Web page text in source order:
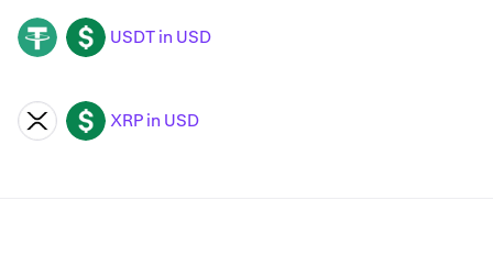
USDT USD USDT in USD
XRP USD XRP in USD